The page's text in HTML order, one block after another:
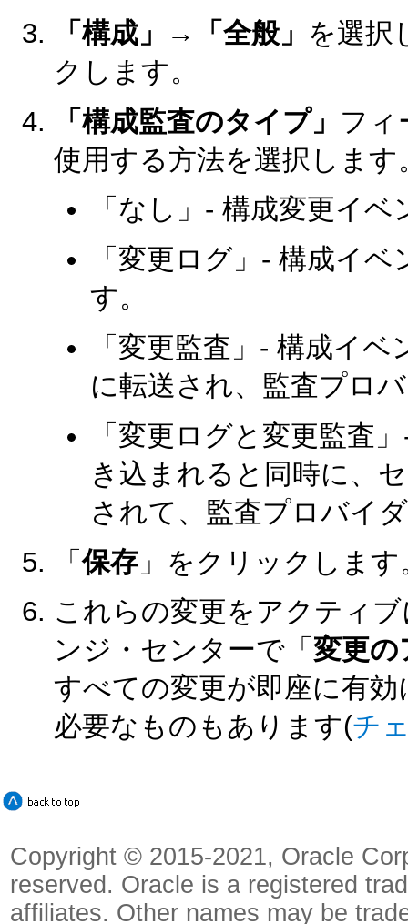
「構成」→「全般」 を選択
クします。
「構成監査のタイプ」 フィ
使用する方法を選択します
「なし」- 構成変更イ
「変更ログ」- 構成イ
す。
「変更監査」- 構成イ
に転送され、監査プロ
「変更ログと変更監査
き込まれると同時に、
されて、監査プロバイ
「保存」をクリックします
これらの変更をアクティ
ンジ・センターで「 変更の
すべての変更が即座に有
必要なものもあります(チ
Copyright © 2015-2021, Oracle
reserved. Oracle is a registered
affiliates. Other names may be